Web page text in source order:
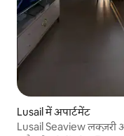
Lusail में अपार्टमेंट
Lusail Seaview लक्ज़री